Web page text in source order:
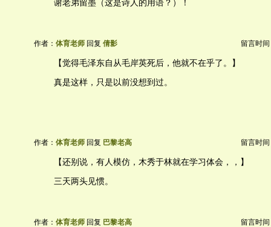
谢老弟留墨（这是诗人的用语？）！
作者： 体育老师 回复 倩影 留言时间
【觉得毛泽东自从毛岸英死后，他就不在乎了。】
真是这样，只是以前没想到过。
作者： 体育老师 回复 巴黎老高 留言时间
【还别说，有人模仿，木秀于林就在学习体会，，】
三天两头见惯。
作者： 体育老师 回复 巴黎老高 留言时间